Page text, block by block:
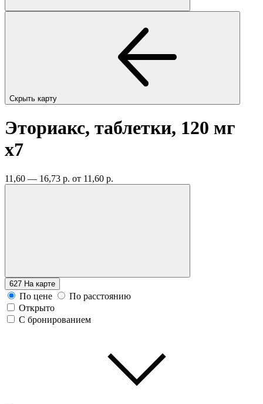
Скрыть карту
Эториакс, таблетки, 120 мг
x7
11,60 — 16,73 р. от 11,60 р.
627 На карте
По цене
По расстоянию
Открыто
С бронированием